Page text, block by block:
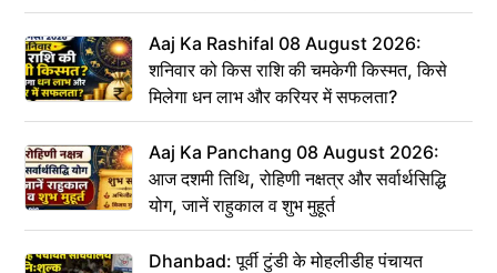
Aaj Ka Rashifal 08 August 2026:
शनिवार को किस राशि की चमकेगी किस्मत, किसे
मिलेगा धन लाभ और करियर में सफलता?
Aaj Ka Panchang 08 August 2026:
आज दशमी तिथि, रोहिणी नक्षत्र और सर्वार्थसिद्धि
योग, जानें राहुकाल व शुभ मुहूर्त
Dhanbad: पूर्वी टुंडी के मोहलीडीह पंचायत